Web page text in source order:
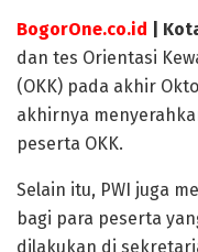
BogorOne.co.id |
dan tes Orientasi
(OKK) pada akhir
akhirnya
peserta OKK.
Selain itu, PWI juga
bagi para peserta
dilakukan di